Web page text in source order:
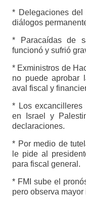
* Delegaciones
diálogos
* Paracaídas de
funcionó y sufrió
* Exministros de
no puede aprobar
aval fiscal y
* Los excancilleres
en Israel y
declaraciones.
* Por medio de
le pide al
para fiscal general.
* FMI sube el
pero observa mayor